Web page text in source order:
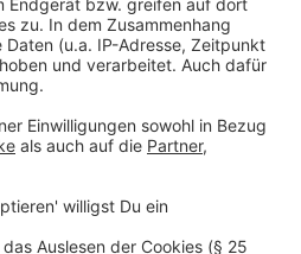
zu, um dieses
anzusehen.
Platform